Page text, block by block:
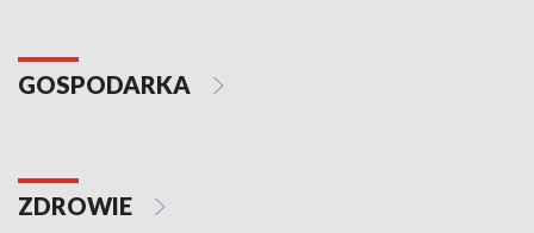
GOSPODARKA
ZDROWIE